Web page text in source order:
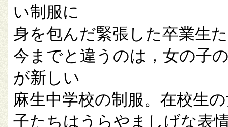
い制服に
身を包んだ緊張した卒業生
今までと違うのは，女の子
が新しい
麻生中学校の制服。在校生
子たちはうらやましげな表